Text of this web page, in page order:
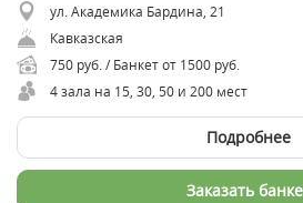
ул. Академика Бардина, 21
Кавказская
750 руб. / Банкет от 1500 руб.
4 зала на 15, 30, 50 и 200 мест
Подробнее
Заказать